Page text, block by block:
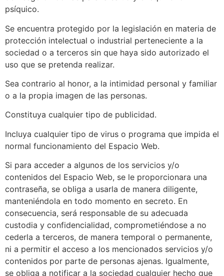
psíquico.
Se encuentra protegido por la legislación en materia de
protección intelectual o industrial perteneciente a la
sociedad o a terceros sin que haya sido autorizado el
uso que se pretenda realizar.
Sea contrario al honor, a la intimidad personal y familiar
o a la propia imagen de las personas.
Constituya cualquier tipo de publicidad.
Incluya cualquier tipo de virus o programa que impida el
normal funcionamiento del Espacio Web.
Si para acceder a algunos de los servicios y/o
contenidos del Espacio Web, se le proporcionara una
contraseña, se obliga a usarla de manera diligente,
manteniéndola en todo momento en secreto. En
consecuencia, será responsable de su adecuada
custodia y confidencialidad, comprometiéndose a no
cederla a terceros, de manera temporal o permanente,
ni a permitir el acceso a los mencionados servicios y/o
contenidos por parte de personas ajenas. Igualmente,
se obliga a notificar a la sociedad cualquier hecho que